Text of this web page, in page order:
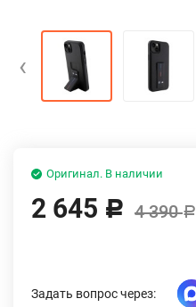
‹
Оригинал. В наличии
2 645 Р 4 390Р
Задать вопрос через: